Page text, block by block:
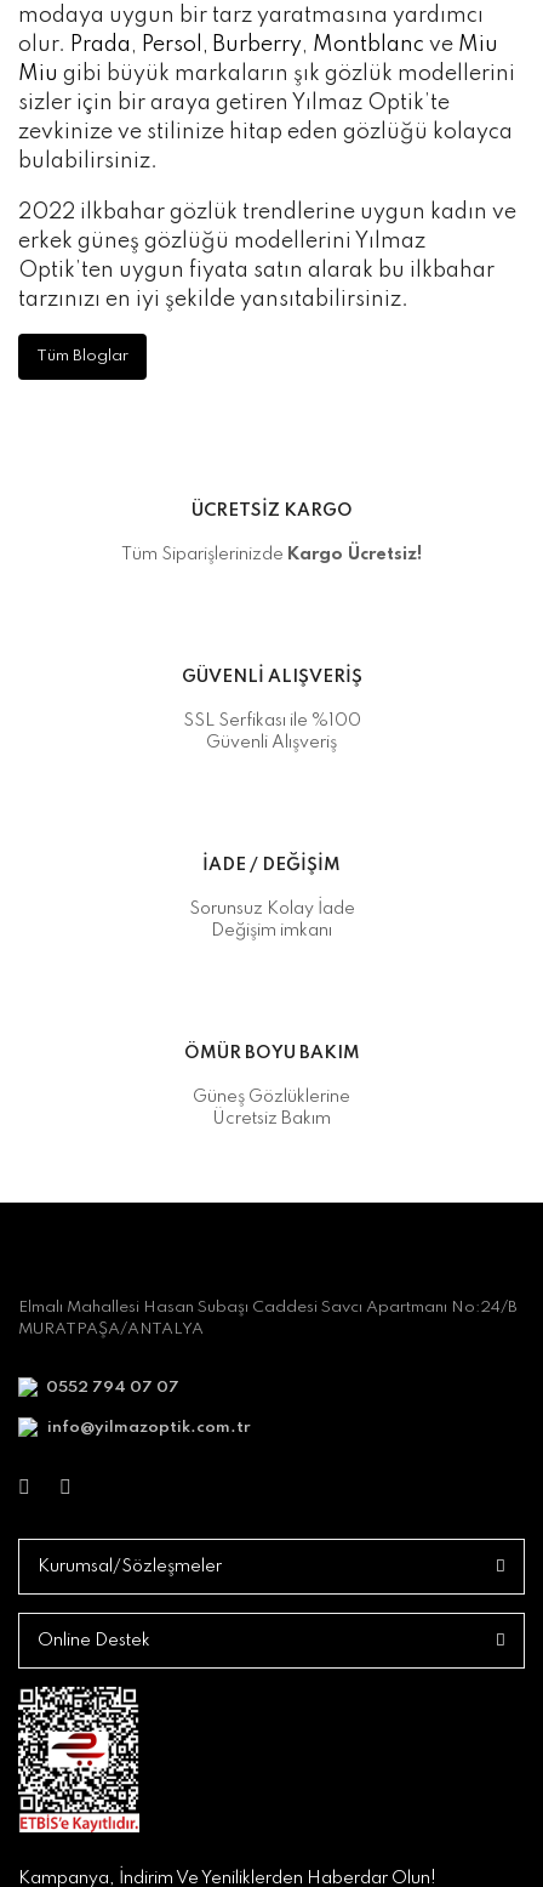
modaya uygun bir tarz yaratmasına yardımcı
olur. Prada , Persol, Burberry, Montblanc ve Miu
Miu gibi büyük markaların şık gözlük modellerini
sizler için bir araya getiren Yılmaz Optik’te
zevkinize ve stilinize hitap eden gözlüğü kolayca
bulabilirsiniz.
2022 ilkbahar gözlük trendlerine uygun kadın ve
erkek güneş gözlüğü modellerini Yılmaz
Optik’ten uygun fiyata satın alarak bu ilkbahar
tarzınızı en iyi şekilde yansıtabilirsiniz.
Tüm Bloglar
ÜCRETSİZ KARGO
Tüm Siparişlerinizde Kargo Ücretsiz!
GÜVENLİ ALIŞVERİŞ
SSL Serfikası ile %100
Güvenli Alışveriş
İADE / DEĞİŞİM
Sorunsuz Kolay İade
Değişim imkanı
ÖMÜR BOYU BAKIM
Güneş Gözlüklerine
Ücretsiz Bakım
Elmalı Mahallesi Hasan Subaşı Caddesi Savcı Apartmanı No:24/B
MURATPAŞA/ANTALYA
0552 794 07 07
info@yilmazoptik.com.tr
Kurumsal/Sözleşmeler
Online Destek
Kampanya, İndirim Ve Yeniliklerden Haberdar Olun!